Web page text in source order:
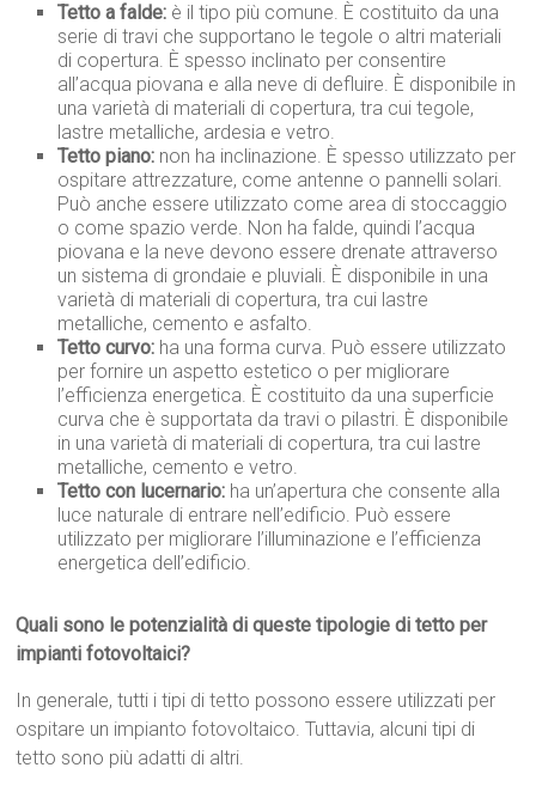
Tetto a falde: è il tipo più comune. È costituito da una
serie di travi che supportano le tegole o altri materiali
di copertura. È spesso inclinato per consentire
all’acqua piovana e alla neve di defluire. È disponibile in
una varietà di materiali di copertura, tra cui tegole,
lastre metalliche, ardesia e vetro.
Tetto piano: non ha inclinazione. È spesso utilizzato per
ospitare attrezzature, come antenne o pannelli solari.
Può anche essere utilizzato come area di stoccaggio
o come spazio verde. Non ha falde, quindi l’acqua
piovana e la neve devono essere drenate attraverso
un sistema di grondaie e pluviali. È disponibile in una
varietà di materiali di copertura, tra cui lastre
metalliche, cemento e asfalto.
Tetto curvo: ha una forma curva. Può essere utilizzato
per fornire un aspetto estetico o per migliorare
l’efficienza energetica. È costituito da una superficie
curva che è supportata da travi o pilastri. È disponibile
in una varietà di materiali di copertura, tra cui lastre
metalliche, cemento e vetro.
Tetto con lucernario: ha un’apertura che consente alla
luce naturale di entrare nell’edificio. Può essere
utilizzato per migliorare l’illuminazione e l’efficienza
energetica dell’edificio.
Quali sono le potenzialità di queste tipologie di tetto per
impianti fotovoltaici?
In generale, tutti i tipi di tetto possono essere utilizzati per
ospitare un impianto fotovoltaico. Tuttavia, alcuni tipi di
tetto sono più adatti di altri.